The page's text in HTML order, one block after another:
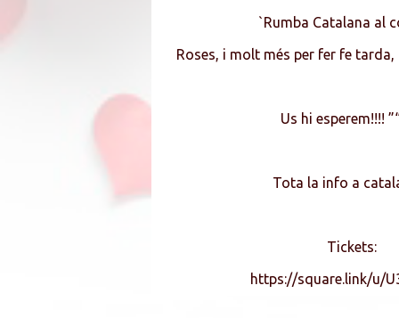
`Rumba Catalana al
Roses, i molt més per fer fe
Us hi esperem!!!!
Tota la info a
Tickets:
https://square.link/u/